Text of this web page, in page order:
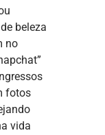
beleza
no
fotos
vida